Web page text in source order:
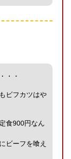
・・
ビフカツはや
食900円なん
ビーフを喰え